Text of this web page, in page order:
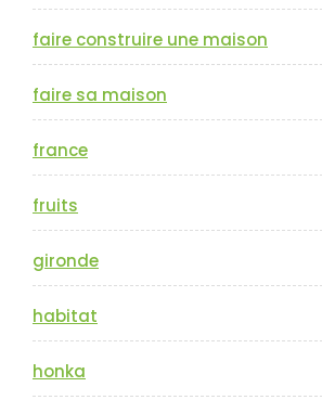
faire construire une maison
faire sa maison
france
fruits
gironde
habitat
honka